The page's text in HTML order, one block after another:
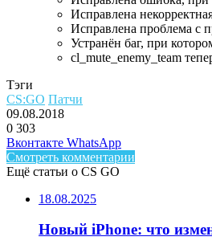
Исправлена
Исправлена проблема с
Устранён баг, при
cl_mute_enemy_team
Тэги
CS:GO Патчи
09.08.2018
0 303
Facebook
Twitter
LinkedIn
Вконтакте WhatsAppTelegram
Смотреть комментарии
Ещё статьи о CS GO
18.08.2025
Новый iPhone: что